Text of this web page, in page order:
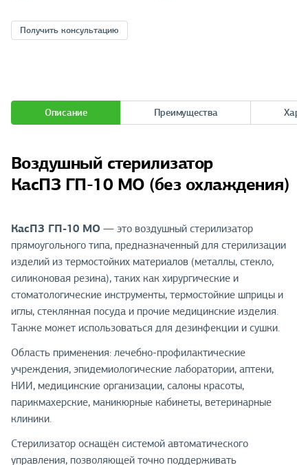
Получить консультацию
Описание Преимущества
Воздушный стерилизатор
КасПЗ ГП-10 МО (без охлаждения)
КасПЗ ГП-10 МО — это воздушный стерилизатор
прямоугольного типа, предназначенный для стерилизации
изделий из термостойких материалов (металлы, стекло,
силиконовая резина), таких как хирургические и
стоматологические инструменты, термостойкие шприцы и
иглы, стеклянная посуда и прочие медицинские изделия.
Также может использоваться для дезинфекции и сушки.
Область применения: лечебно-профилактические
учреждения, эпидемиологические лаборатории, аптеки,
НИИ, медицинские организации, салоны красоты,
парикмахерские, маникюрные кабинеты, ветеринарные
клиники.
Стерилизатор оснащён системой автоматического
управления, позволяющей точно поддерживать